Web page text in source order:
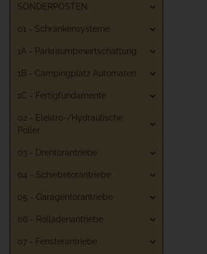
SONDERPOSTEN
01 - Schrankensysteme
1A - Parkraumbewirtschaftung
1B - Campingplatz Automaten
1C - Fertigfundamente
02 - Elektro-/Hydraulische
Poller
03 - Drehtorantriebe
04 - Schiebetorantriebe
05 - Garagentorantriebe
06 - Rolladenantriebe
07 - Fensterantriebe